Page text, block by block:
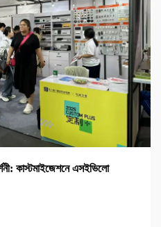
কাস্টমাইজেশনে এসইভিলো